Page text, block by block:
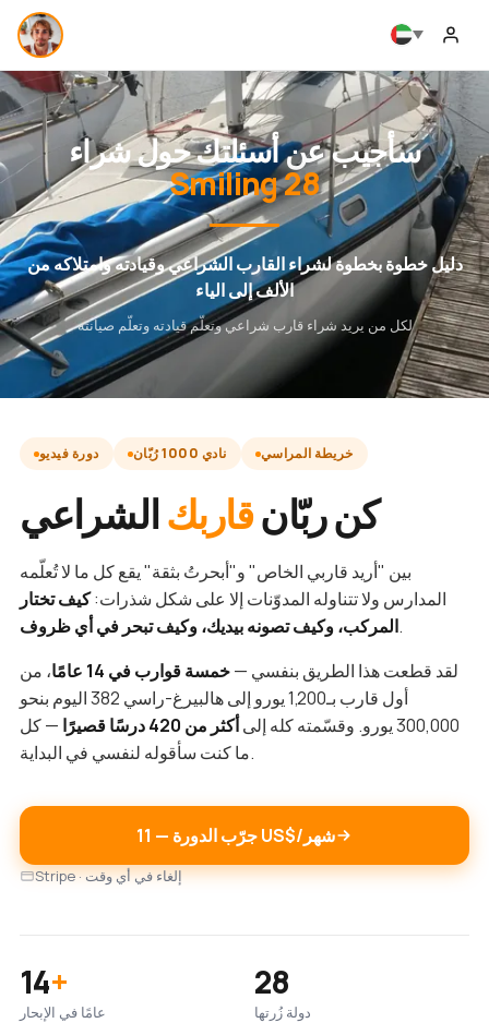
سأجيب عن أسئلتك حول شراء
Smiling 28
دليل خطوة بخطوة لشراء القارب الشراعي وقيادته وامتلاكه من
الألف إلى الياء
لكل من يريد شراء قارب شراعي وتعلّم قيادته وتعلّم صيانته
دورة فيديو نادي 1000 رُبّان خريطة المراسي
كن ربّانقاربكالشراعي
بين "أريد قاربي الخاص" و"أبحرتُ بثقة" يقع كل ما لا تُعلّمه
المدارس ولا تتناوله المدوّنات إلا على شكل شذرات:كيف تختار
المركب، وكيف تصونه بيديك، وكيف تبحر في أي ظروف.
لقد قطعت هذا الطريق بنفسي —خمسة قوارب في 14 عامًا
، من
أول قارب بـ1,200 يورو إلى هالبيرغ-راسي 382 اليوم بنحو
300,000 يورو. وقسّمته كله إلى
أكثر من 420 درسًا قصيرًا
— كل
ما كنت سأقوله لنفسي في البداية.
جرّب الدورة — ‏11 US$/شهر
Stripe · إلغاء في أي وقت
14+
عامًا في الإبحار
28
دولة زُرتها